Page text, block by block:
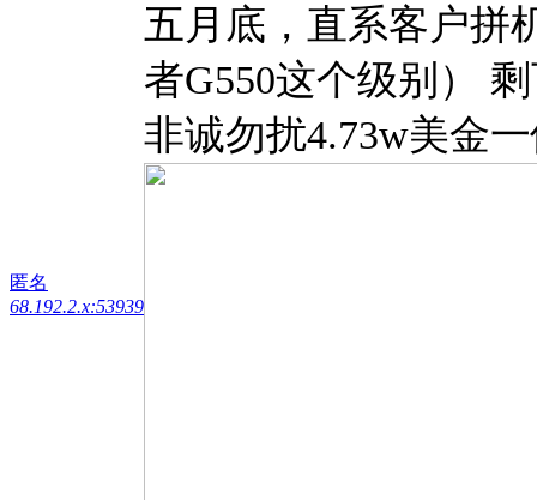
匿名
68.192.2.x:53939
五月底，直系客户拼
者G550这个级别）
非诚勿扰4.73w美金